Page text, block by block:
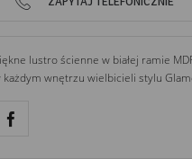
lustro ścienne w białej ramie
każdym wnętrzu wielbicieli stylu